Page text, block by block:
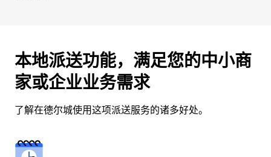
本地派送功能，满足您的中小商
家或企业业务需求
了解在德尔城使用这项派送服务的诸多好处。